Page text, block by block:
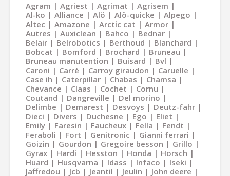
Agram Agriest Agrimat
Agrisem
Al-ko
Alliance Alö Alö-quicke
Alpego
Altec
Amazone Arctic cat
Armor
Autres
Auxiclean Bahco
Bednar
Belair
Belrobotics Berthoud
Blanchard
Bobcat
Bomford Brochard
Bruneau
Bruneau manutention
Buisard
Bvl
Caroni
Carré Carroy giraudon
Caruelle
Case ih
Caterpillar Chabas
Chamsa
Chevance
Claas Cochet
Cornu
Coutand
Dangreville
Del morino
Delimbe
Demarest Desvoys
Deutz-fahr
Dieci
Divers Duchesne Ego
Eliet
Emily
Faresin Faucheux Fella
Fendt
Feraboli
Fort Genitronic
Gianni ferrari
Goizin
Gourdon Gregoire besson
Grillo
Gyrax
Hardi Hesston Honda
Horsch
Huard
Husqvarna Idass Infaco
Iseki
Jaffredou
Jcb Jeantil Jeulin
John deere